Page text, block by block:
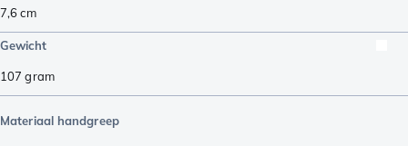
7,6cm
Gewicht
107 gram
Materiaal handgreep